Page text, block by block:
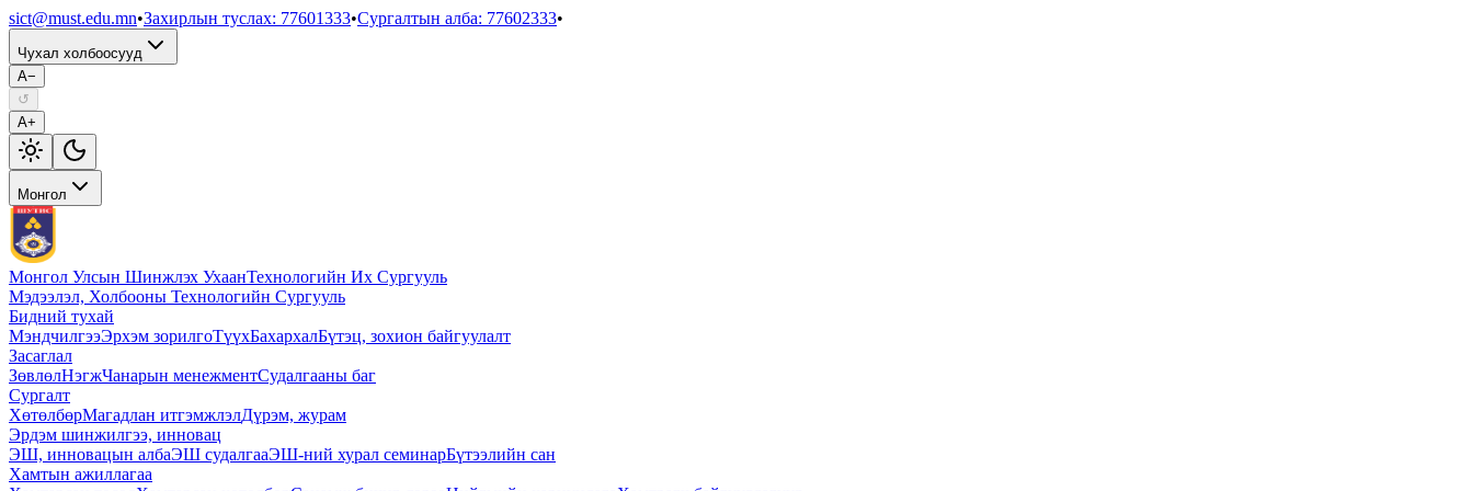
sict@must.edu.mn•Захирлын туслах: 77601333•Сургалтын алба: 77602333•
Чухал холбоосууд
A−
↺
A+
Монгол
Монгол Улсын Шинжлэх УхаанТехнологийн Их Сургууль
Мэдээлэл, Холбооны Технологийн Сургууль
Бидний тухай
МэндчилгээЭрхэм зорилгоТүүхБахархалБүтэц, зохион байгуулалт
Засаглал
ЗөвлөлНэгжЧанарын менежментСудалгааны баг
Сургалт
ХөтөлбөрМагадлан итгэмжлэлДүрэм, журам
Эрдэм шинжилгээ, инновац
ЭШ, инновацын албаЭШ судалгааЭШ-ний хурал семинарБүтээлийн сан
Хамтын ажиллагаа